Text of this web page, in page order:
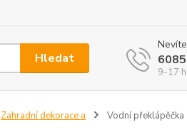
Hledat
9-17
Zahradní dekorace a Vodní